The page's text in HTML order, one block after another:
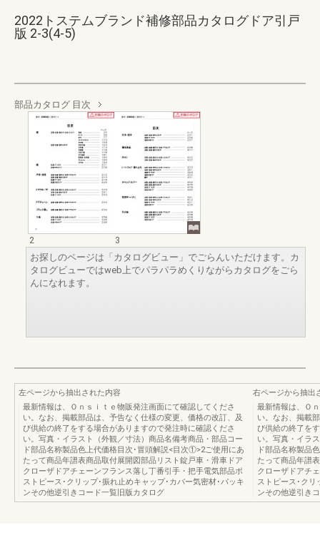
2022トステムブランド補修部品カタログドア引戸
版 2-3(4-5)
部品カタログ 目次
2
3
お探しのページは「カタログビュー」でごらんいただけます。カ
タログビューではweb上でパラパラめくりながらカタログをごら
んになれます。
左ページから抽出された内容
最新情報は、Ｏｎｓｉｔｅ物販発注画面にて確認してくださ
い。なお、掲載部品は、予告なく仕様の変更、価格の改訂、及
び供給の終了をする場合がありますので発注時に確認くださ
い。写真・イラスト（外観／寸法）商品名備考商品・部品コー
ド部品名称製品色上代価格目次･冒頭解説<目次①>2ご使用にあ
たって商品年譜表商品取付展開図部品リスト錠戸車・滑車ドア
クローザドアチェーンフランス落し丁番引手・把手電気部品ポ
ストピース･クリップ･振れ止めキャップ･カバー気密材･パッキ
ンその他逆引きコード一覧旧版カタログ
右ページから抽出
最新情報は、Ｏ
い。なお、掲載
び供給の終了を
い。写真・イラ
ド部品名称製品
たって商品年譜
クローザドアチ
ストピース･クリ
ンその他逆引き